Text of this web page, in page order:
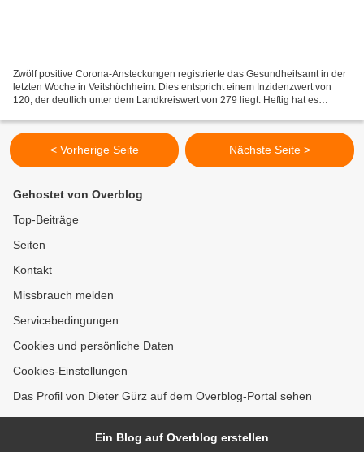
Zwölf positive Corona-Ansteckungen registrierte das Gesundheitsamt in der
letzten Woche in Veitshöchheim. Dies entspricht einem Inzidenzwert von
120, der deutlich unter dem Landkreiswert von 279 liegt. Heftig hat es
< Vorherige Seite Nächste Seite >
Gehostet von Overblog
Top-Beiträge
Seiten
Kontakt
Missbrauch melden
Servicebedingungen
Cookies und persönliche Daten
Cookies-Einstellungen
Das Profil von Dieter Gürz auf dem Overblog-Portal sehen
Ein Blog auf Overblog erstellen